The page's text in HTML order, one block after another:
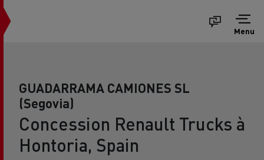
Menu
GUADARRAMA CAMIONES SL
(Segovia)
Concession Renault Trucks à
Hontoria, Spain